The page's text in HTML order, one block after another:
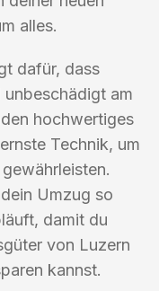
alles.
dafür, dass
am
hochwertiges
Technik, um
Umzug so
damit du
von Luzern
kannst.